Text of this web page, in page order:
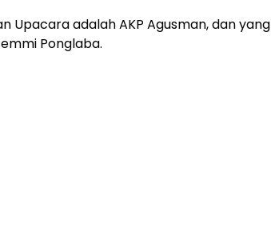
Upacara adalah AKP Agusman, dan yang
Ponglaba.